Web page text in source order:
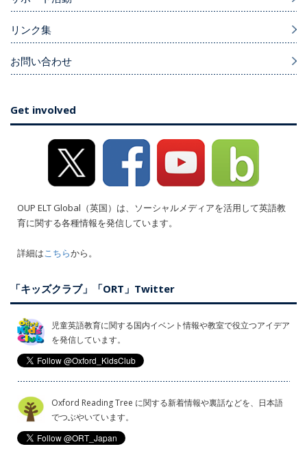
リンク集
お問い合わせ
Get involved
OUP ELT Global（英国）は、ソーシャルメディアを活用して英語教
育に関する各種情報を発信しています。
詳細はこちらから。
「キッズクラブ」「ORT」Twitter
児童英語教育に関する国内イベント情報や教室で役立つアイデア
を発信しています。
Oxford Reading Tree に関する新着情報や裏話などを、日本語
でつぶやいています。